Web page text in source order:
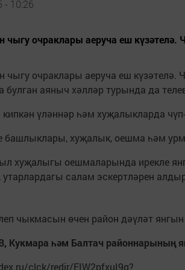
- 10:26
чыгу очраклары аеруча еш күзәтелә.
чыгу очраклары аеруча еш күзәтелә.
аяныч хәлләр турында да
кипкән үләннәр һәм хуҗалыкларда
башлыклары, хуҗалык, оешма һәм
хуҗалыгы оешмаларында ирекле
утарлардагы салам эскертләрен
чыкмасын өчен район дәүләт
һәм Балтач районнарының
clck/redir/EIW2pfxuI9g?